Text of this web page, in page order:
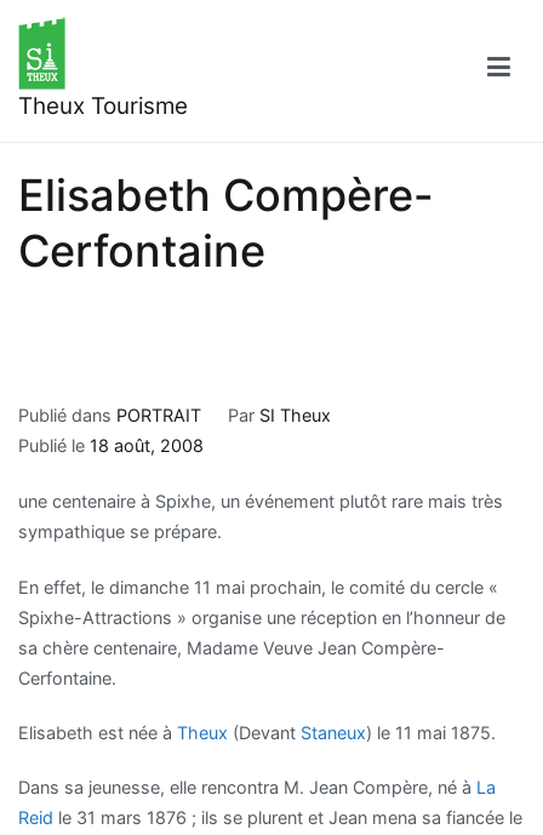
contenu
Theux Tourisme
Elisabeth Compère-
Cerfontaine
Publié dans PORTRAIT Par SI Theux
Publié le 18 août, 2008
une centenaire à Spixhe, un événement plutôt rare mais très
sympathique se prépare.
En effet, le dimanche 11 mai prochain, le comité du cercle «
Spixhe-Attractions » organise une réception en l’honneur de
sa chère centenaire, Madame Veuve Jean Compère-
Cerfontaine.
Elisabeth est née à Theux (Devant Staneux) le 11 mai 1875.
Dans sa jeunesse, elle rencontra M. Jean Compère, né à La
Reid le 31 mars 1876 ; ils se plurent et Jean mena sa fiancée le